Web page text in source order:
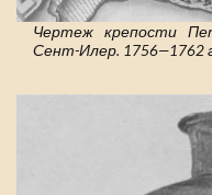
Чертеж крепости
Сент-Илер. 1756—1762